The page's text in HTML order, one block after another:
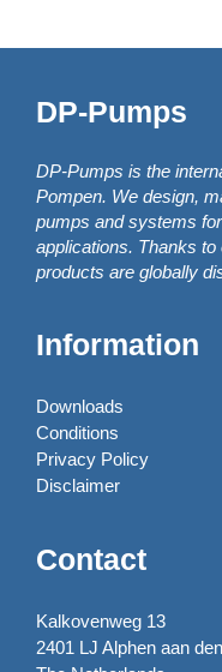
DP-Pumps
DP-Pumps is the
Pompen. We design,
pumps and systems
applications. Thanks
products are globally
Information
Downloads
Conditions
Privacy Policy
Disclaimer
Contact
Kalkovenweg 13
2401 LJ Alphen aan